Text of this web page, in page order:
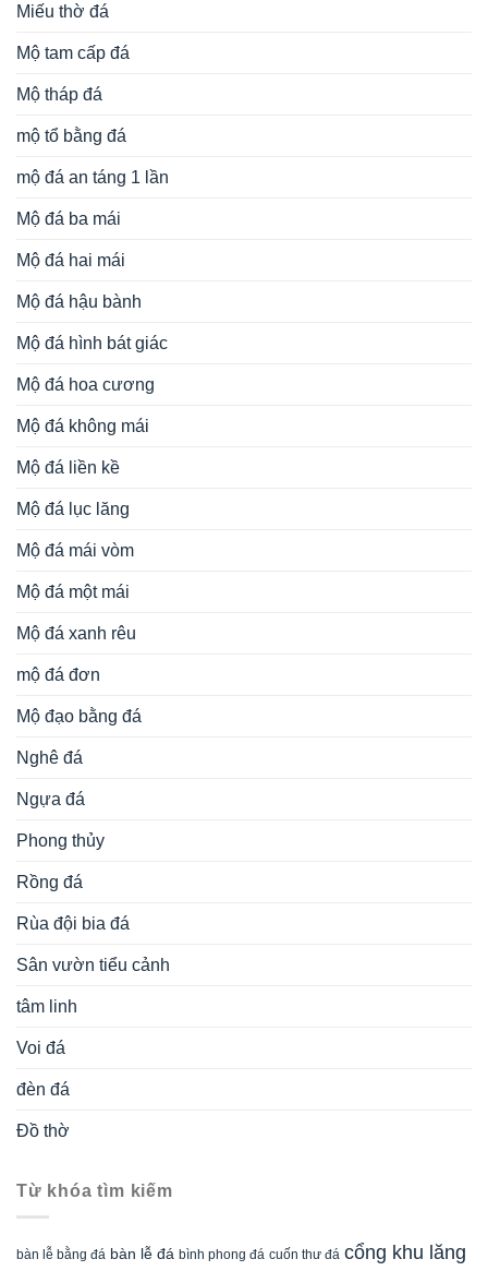
Miếu thờ đá
Mộ tam cấp đá
Mộ tháp đá
mộ tổ bằng đá
mộ đá an táng 1 lần
Mộ đá ba mái
Mộ đá hai mái
Mộ đá hậu bành
Mộ đá hình bát giác
Mộ đá hoa cương
Mộ đá không mái
Mộ đá liền kề
Mộ đá lục lăng
Mộ đá mái vòm
Mộ đá một mái
Mộ đá xanh rêu
mộ đá đơn
Mộ đạo bằng đá
Nghê đá
Ngựa đá
Phong thủy
Rồng đá
Rùa đội bia đá
Sân vườn tiểu cảnh
tâm linh
Voi đá
đèn đá
Đồ thờ
Từ khóa tìm kiếm
bàn lễ bằng đá bàn lễ đá bình phong đá cuốn thư đá cổng khu lăng